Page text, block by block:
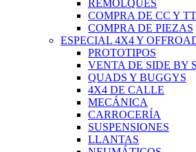
REMOLQUES
COMPRA DE CC Y TT
COMPRA DE PIEZAS
ESPECIAL 4X4 Y
PROTOTIPOS
VENTA DE SIDE BY
QUADS Y BUGGYS
4X4 DE CALLE
MECÁNICA
CARROCERÍA
SUSPENSIONES
LLANTAS